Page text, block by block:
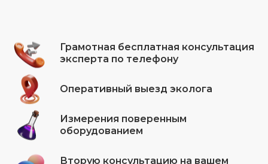
Грамотная бесплатная консультация
эксперта по телефону
Оперативный выезд эколога
Измерения поверенным
оборудованием
Вторую консультацию на вашем